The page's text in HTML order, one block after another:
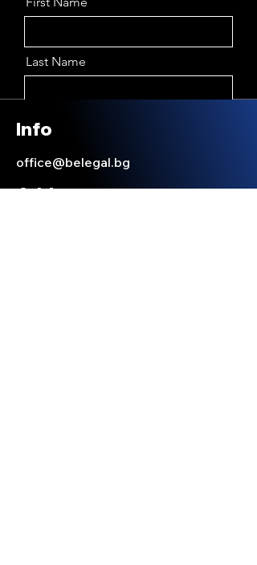
Last Name
Email
Info
office@belegal.bg
Address